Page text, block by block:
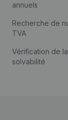
annuels
Recherche de
TVA
Vérification de la
solvabilité